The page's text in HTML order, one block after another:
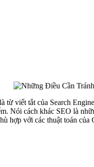
từ viết tắt của Search
Nói cách khác SEO là
hợp với các thuật toán của